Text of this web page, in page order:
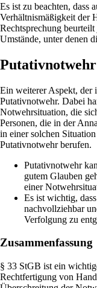
Es ist zu beachten, dass
Verhältnismäßigkeit der
Rechtsprechung
Umstände, unter denen
Ein weiterer Aspekt, der
Putativnotwehr. Dabei
Notwehrsituation, die
Personen, die in der
in einer solchen
Putativnotwehr berufen.
Putativnotwehr
gutem Glauben
einer
Es ist wichtig,
nachvollziehbar
Verfolgung zu
Zusammenfassung
§ 33 StGB ist ein
Rechtfertigung von